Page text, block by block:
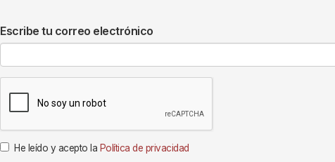
Escribe tu correo electrónico
He leído y acepto la Política de privacidad